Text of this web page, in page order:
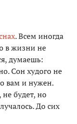
. Всем иногда
в жизни не
думаешь:
Сон худого не
вам и нужен.
будет, но
До сих